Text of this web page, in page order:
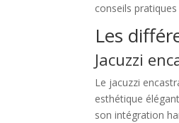
conseils
Les
Jacuzzi
Le jacuzzi
esthétique
son intégration